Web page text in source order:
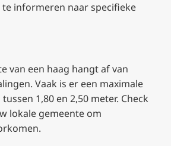
informeren naar specifieke
van een haag hangt af van
Vaak is er een maximale
1,80 en 2,50 meter. Check
lokale gemeente om